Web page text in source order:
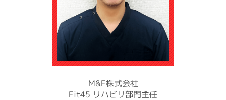
M&F株式会社
Fit45 リハビリ部門主任